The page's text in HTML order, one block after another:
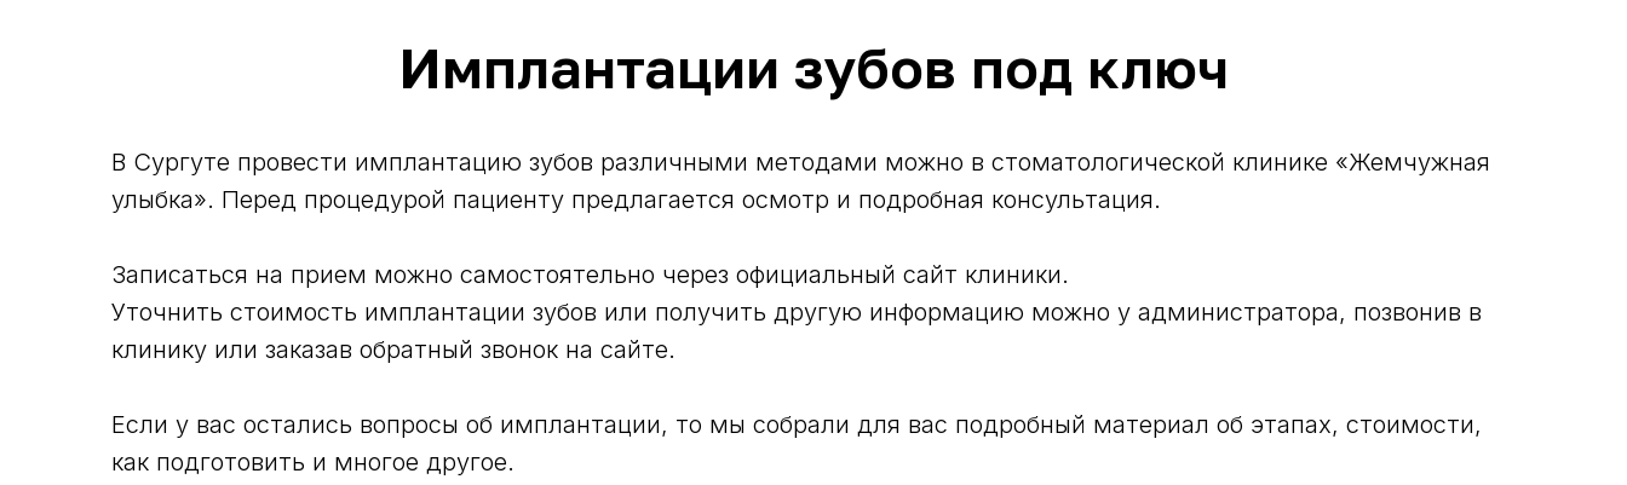
Имплантации зубов под ключ
В Сургуте провести имплантацию зубов различными методами можно в стоматологической клинике «Жемчужная
улыбка». Перед процедурой пациенту предлагается осмотр и подробная консультация.
Записаться на прием можно самостоятельно через официальный сайт клиники.
Уточнить стоимость имплантации зубов или получить другую информацию можно у администратора, позвонив в
клинику или заказав обратный звонок на сайте.
Если у вас остались вопросы об имплантации, то мы собрали для вас подробный материал об этапах, стоимости,
как подготовить и многое другое.